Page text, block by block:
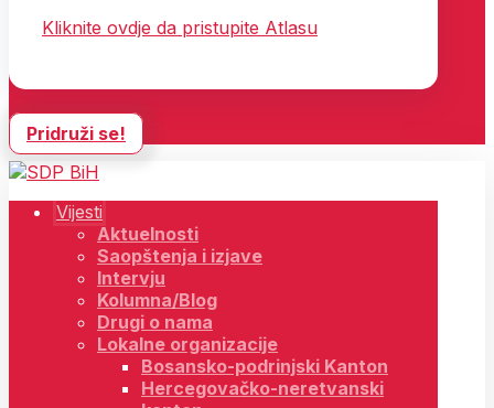
Kliknite ovdje da pristupite Atlasu
Pridruži se!
Vijesti
Aktuelnosti
Saopštenja i izjave
Intervju
Kolumna/Blog
Drugi o nama
Lokalne organizacije
Bosansko-podrinjski Kanton
Hercegovačko-neretvanski